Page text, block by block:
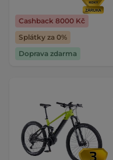
Cashback 8000 Kč
Splátky za 0%
Doprava zdarma